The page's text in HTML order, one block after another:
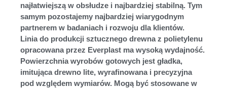
najłatwiejszą w obsłudze i najbardziej stabilną. Tym
samym pozostajemy najbardziej wiarygodnym
partnerem w badaniach i rozwoju dla klientów.
Linia do produkcji sztucznego drewna z polietylenu
opracowana przez Everplast ma wysoką wydajność.
Powierzchnia wyrobów gotowych jest gładka,
imitująca drewno lite, wyrafinowana i precyzyjna
pod względem wymiarów. Mogą być stosowane w